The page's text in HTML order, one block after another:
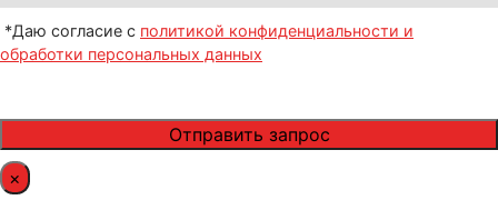
*Даю согласие с политикой конфиденциальности и
обработки персональных данных
×